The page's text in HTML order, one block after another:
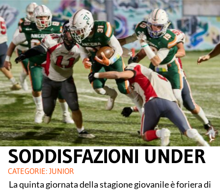
SODDISFAZIONI UNDER
CATEGORIE: JUNIOR
La quinta giornata della stagione giovanile è foriera di